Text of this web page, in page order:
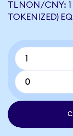
TLNON/CNY: 1
TOKENIZED)